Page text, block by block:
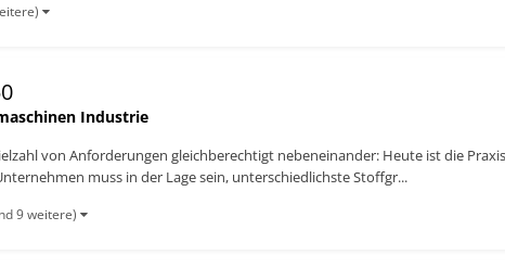
Industrie
von Anforderungen gleichberechtigt nebeneinander: Heute ist die
muss in der Lage sein, unterschiedlichste Stoffgr...
9 weitere)